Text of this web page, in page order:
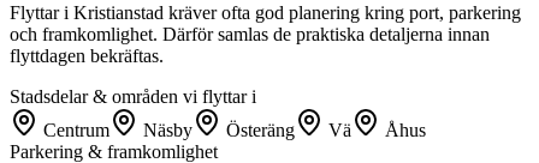
Flyttar i Kristianstad kräver ofta god planering kring port, parkering
och framkomlighet. Därför samlas de praktiska detaljerna innan
flyttdagen bekräftas.
Stadsdelar & områden vi flyttar i
Centrum
Näsby Österäng Vä
Åhus
Parkering & framkomlighet